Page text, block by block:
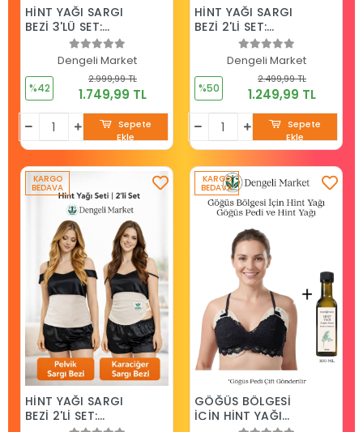
HİNT YAĞI SARGI
BEZİ 3'LÜ SET:
KARACİĞER, PELVİK
ve BOYUN/GÖZ
SARGI BEZİ+100 Ml
Hekzansız Hint Yağı
Dengeli Market
%42
2.999,99 TL
1.749,99 TL
Sepete
Ekle
HİNT YAĞI SARGI
BEZİ 2'Lİ SET:
KARACİĞER VE
PELVİK SARGI BEZİ,
Pamuklu, Çoklu
Kullanım, Sızdırmaz
+ 100 ML HEKZANSIZ
HİNT YAĞI
Dengeli Market
%50
2.499,99 TL
1.249,99 TL
Sepete
Ekle
HİNT YAĞI SARGI
BEZİ 2'Lİ SET:
KARGO
BEDAVA
GÖĞÜS BÖLGESİ
İÇİN HİNT YAĞI
KARGO
BEDAVA